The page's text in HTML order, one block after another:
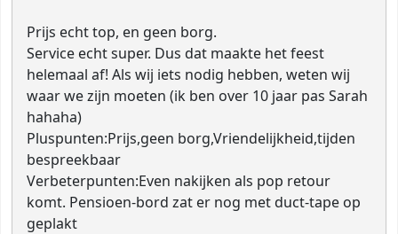
Prijs echt top, en geen borg.
Service echt super. Dus dat maakte het feest
helemaal af! Als wij iets nodig hebben, weten wij
waar we zijn moeten (ik ben over 10 jaar pas Sarah
hahaha)
Pluspunten:Prijs,geen borg,Vriendelijkheid,tijden
bespreekbaar
Verbeterpunten:Even nakijken als pop retour
komt. Pensioen-bord zat er nog met duct-tape op
geplakt